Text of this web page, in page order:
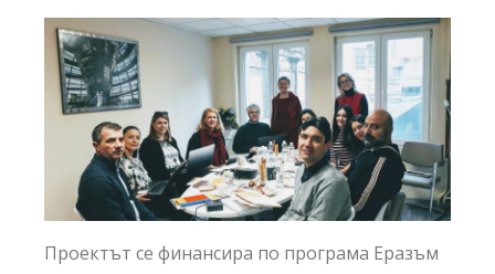
Проектът се финансира по програма Еразъм